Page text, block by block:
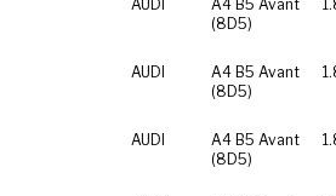
AUDI
A4 B5 Avant
(8D5)
AUDI
A4 B5 Avant
(8D5)
AUDI
A4 B5 Avant
(8D5)